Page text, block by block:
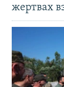
жертвах